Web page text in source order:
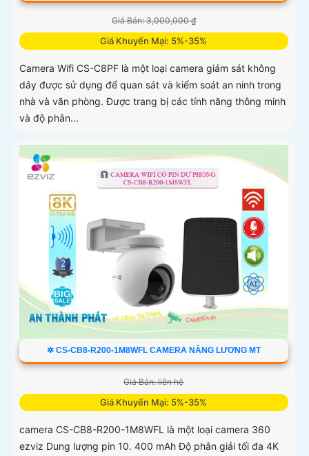
Giá Bán: 3,000,000 ₫
Giá Khuyến Mại: 5%-35%
Camera Wifi CS-C8PF là một loại camera giám sát không
dây được sử dụng để quan sát và kiểm soát an ninh trong
nhà và văn phòng. Được trang bị các tính năng thông minh
và độ phân...
✲ CS-CB8-R200-1M8WFL CAMERA NĂNG LƯƠNG MT
Giá Bán: liên hệ
Giá Khuyến Mại: 5%-35%
camera CS-CB8-R200-1M8WFL là một loại camera 360
ezviz Dung lượng pin 10. 400 mAh Độ phân giải tối đa 4K